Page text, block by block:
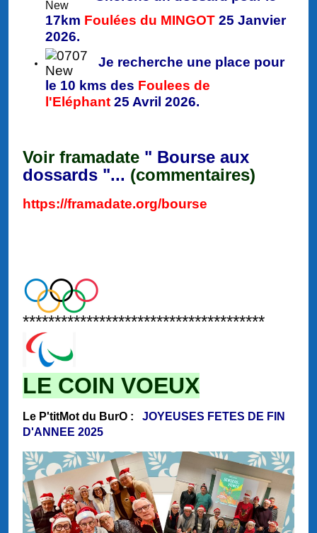
17km Foulées du MINGOT 25 Janvier
2026.
Je recherche une place pour
le 10 kms des Foulees de
l'Eléphant 25 Avril 2026.
Voir framadate " Bourse aux
dossards "... (commentaires)
https://framadate.org/bourse
**************************************
LE COIN VOEUX
Le P'titMot du BurO :
JOYEUSES FETES DE FIN
D'ANNEE 2025